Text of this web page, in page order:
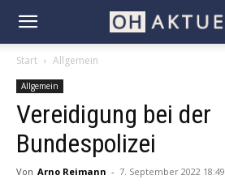
Start Allgemein
Allgemein
Vereidigung bei der
Bundespolizei
Von Arno Reimann - 7. September 2022 18:49